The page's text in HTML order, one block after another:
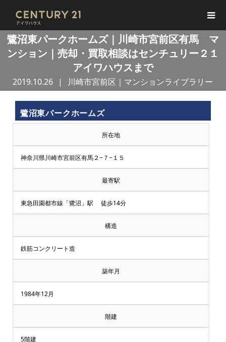
鷺沼東パークホームズ｜川崎市宮前区有馬 マ
ンション｜売却・買取相談はセンチュリー２１
アイワハウスまで
2019.10.26 川崎市宮前区｜マンションライブラリー
鷺沼東パークホームズ
所在地
神奈川県川崎市宮前区有馬２−７−１５
最寄駅
東急田園都市線「鷺沼」駅 徒歩14分
構造
鉄筋コンクリート造
築年月
1984年12月
階建
5階建